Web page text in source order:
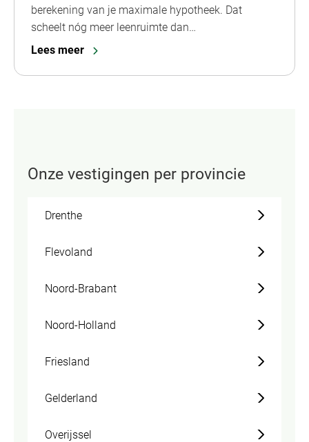
berekening van je maximale hypotheek. Dat
scheelt nóg meer leenruimte dan…
Lees meer
Onze vestigingen per provincie
Drenthe
Flevoland
Noord-Brabant
Noord-Holland
Friesland
Gelderland
Overijssel